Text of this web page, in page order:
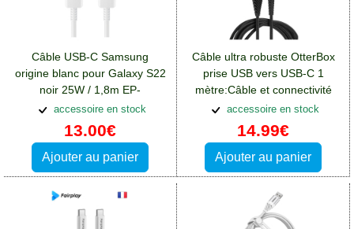
Câble USB-C Samsung
origine blanc pour Galaxy S22
noir 25W / 1,8m EP-
DX310JWEGEU
accessoire en stock
13.00€
Ajouter au panier
Câble ultra robuste OtterBox
prise USB vers USB-C 1
mètre:Câble et connectivité
Blackberry Key2
accessoire en stock
14.99€
Ajouter au panier